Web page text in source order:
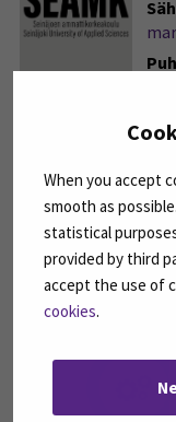
When you accept
smooth as
statistical
provided by third
accept the use of
cookies.
Projektipaja